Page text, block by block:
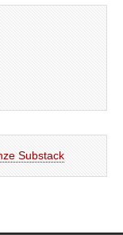
Substack